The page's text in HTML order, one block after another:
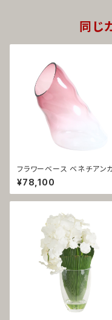
同じ
フラワーベース ベネチアン
ス パープル ヌーヴォラ 1342
¥78,100